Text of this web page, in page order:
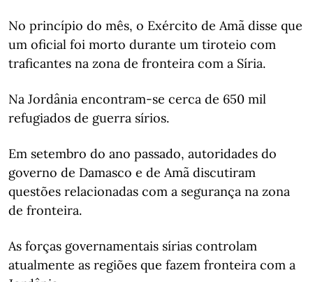
No princípio do mês, o Exército de Amã disse que
um oficial foi morto durante um tiroteio com
traficantes na zona de fronteira com a Síria.
Na Jordânia encontram-se cerca de 650 mil
refugiados de guerra sírios.
Em setembro do ano passado, autoridades do
governo de Damasco e de Amã discutiram
questões relacionadas com a segurança na zona
de fronteira.
As forças governamentais sírias controlam
atualmente as regiões que fazem fronteira com a